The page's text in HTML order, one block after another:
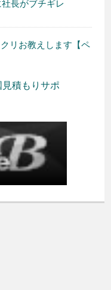
長がブチギレ
リお教えします【ペ
積もりサポ